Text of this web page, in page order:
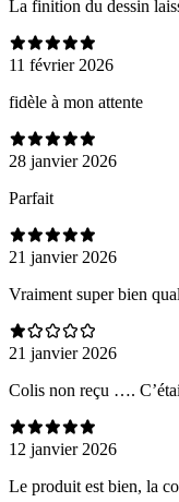
La finition du dessin
11 février 2026
fidèle à mon attente
28 janvier 2026
Parfait
21 janvier 2026
Vraiment super bien
21 janvier 2026
Colis non reçu ….
12 janvier 2026
Le produit est bien, la